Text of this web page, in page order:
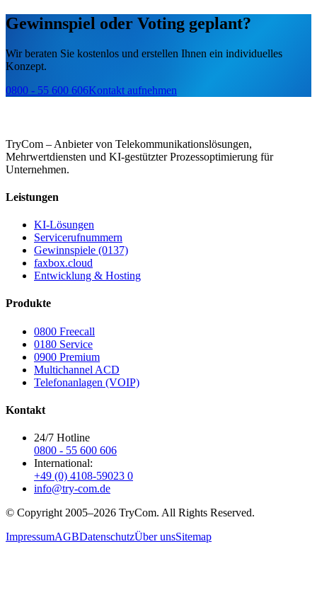
Gewinnspiel oder Voting geplant?
Wir beraten Sie kostenlos und erstellen Ihnen ein individuelles
Konzept.
0800 - 55 600 606Kontakt aufnehmen
TryCom – Anbieter von Telekommunikationslösungen,
Mehrwertdiensten und KI-gestützter Prozessoptimierung für
Unternehmen.
Leistungen
KI-Lösungen
Servicerufnummern
Gewinnspiele (0137)
faxbox.cloud
Entwicklung & Hosting
Produkte
0800 Freecall
0180 Service
0900 Premium
Multichannel ACD
Telefonanlagen (VOIP)
Kontakt
24/7 Hotline
0800 - 55 600 606
International:
+49 (0) 4108-59023 0
info@try-com.de
© Copyright 2005–2026 TryCom. All Rights Reserved.
ImpressumAGBDatenschutzÜber unsSitemap